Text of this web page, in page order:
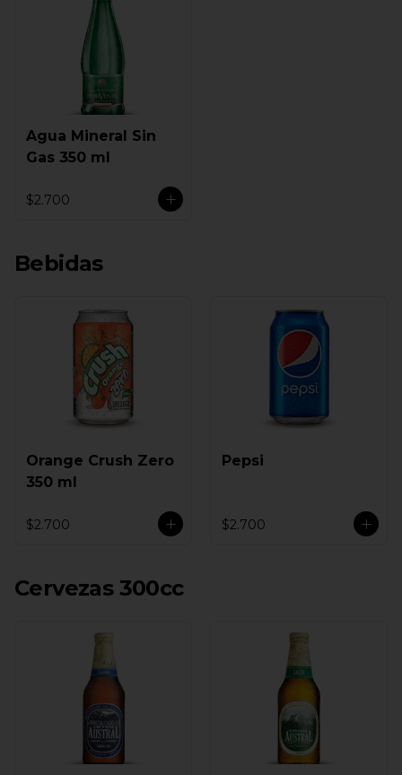
Agua Mineral Sin
Gas 350 ml
$2.700
Bebidas
Orange Crush Zero
350 ml
$2.700
Pepsi
$2.700
Cervezas 300cc